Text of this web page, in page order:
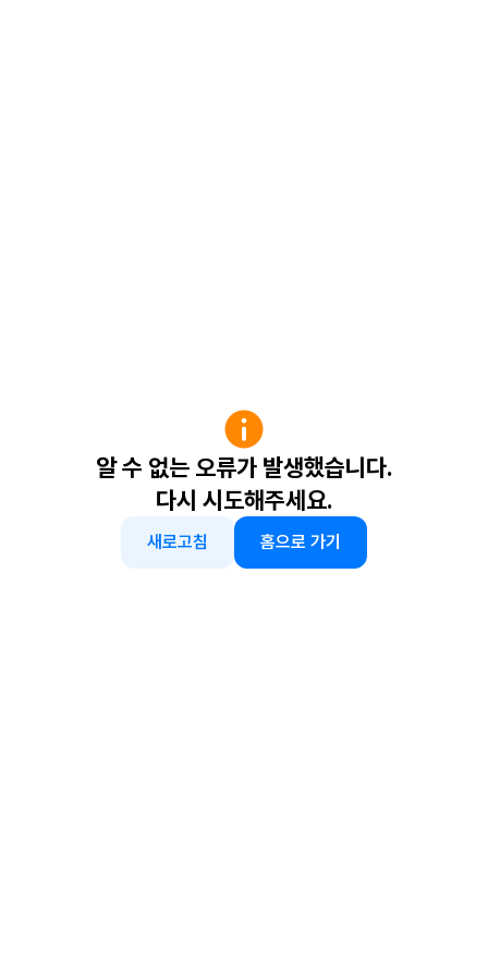
알 수 없는 오류가 발생했습니다.
다시 시도해주세요.
새로고침 홈으로 가기